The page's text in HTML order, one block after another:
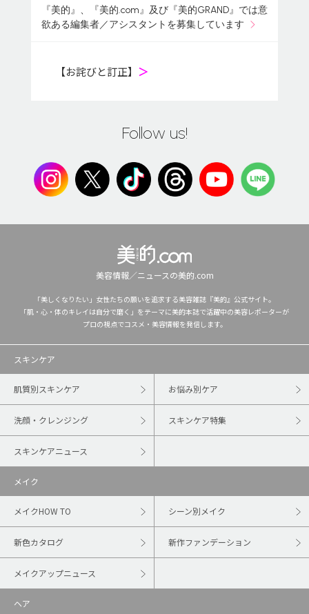
『美的』、『美的.com』及び『美的GRAND』では意
欲ある編集者／アシスタントを募集しています
【お詫びと訂正】 ＞
Follow us!
美容情報／ニュースの美的.com
「美しくなりたい」女性たちの願いを追求する美容雑誌『美的』公式サイト。
「肌・心・体のキレイは自分で磨く」をテーマに美的本誌で活躍中の美容レポーターが
プロの視点でコスメ・美容情報を発信します。
スキンケア
肌質別スキンケア お悩み別ケア
洗顔・クレンジング スキンケア特集
スキンケアニュース
メイク
メイクHOW TO シーン別メイク
新色カタログ 新作ファンデーション
メイクアップニュース
ヘア